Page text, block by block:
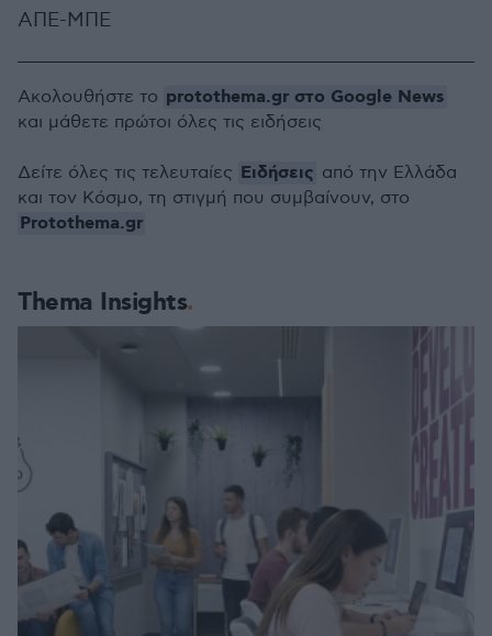
ΑΠΕ-ΜΠΕ
Thema Insights
Ακολουθήστε το protothema.gr στο Google News
και μάθετε πρώτοι όλες τις ειδήσεις
Δείτε όλες τις τελευταίες Ειδήσεις από την Ελλάδα
και τον Κόσμο, τη στιγμή που συμβαίνουν, στο
Protothema.gr